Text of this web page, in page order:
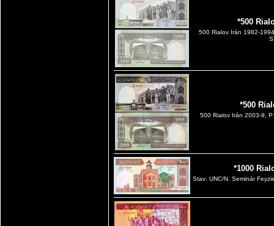
*500
500 Rialov Irán 1982-
*500
500 Rialov Irán 2003-9,
*1000
Stav: UNC/N. Seminár